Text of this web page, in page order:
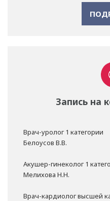
Запись на
Врач-уролог 1 категории
Белоусов В.В.
Акушер-гинеколог 1
Мелихова Н.Н.
Врач-кардиолог высшей